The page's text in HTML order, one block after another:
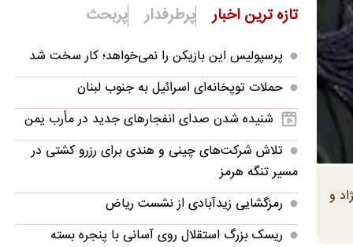
و
تازه ترین اخبار پرطرفدار پربحث
پرسپولیس این بازیکن را نمی‌خواهد؛ کار سخت شد
حملات توپخانه‌ای اسرائیل به جنوب لبنان
شنیده شدن صدای انفجارهای جدید در مأرب یمن
تلاش شرکت‌های چینی و هندی برای رزرو کشتی در
مسیر تنگه هرمز
رمزگشایی زیدآبادی از نشست ریاض
ریسک بزرگ استقلال روی آسانی با پنجره بسته